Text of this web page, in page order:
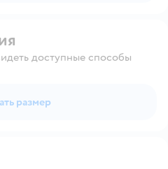
доступные способы
размер